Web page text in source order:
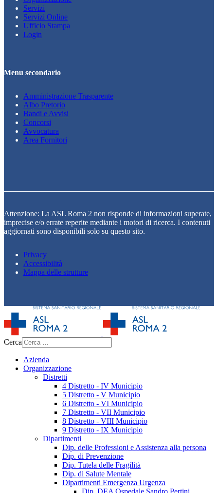
Servizi
Servizi Online
Ufficio Stampa
Login
Menu secondario
Amministrazione Trasparente
Albo Pretorio
Bandi e Avvisi
Concorsi
Avvocatura
Area Fornitori
Attenzione: La ASL Roma 2 non risponde di informazioni superate,
imprecise e/o errate reperite mediante i motori di ricerca. I contenuti
aggiornati sono disponibili solo su questo sito.
Privacy
Accessibilità
Mappa delle strutture
Cerca
Azienda
Organizzazione
Distretti
4 Distretto - IV Municipio
5 Distretto - V Municipio
6 Distretto - VI Municipio
7 Distretto - VII Municipio
8 Distretto - VIII Municipio
9 Distretto - IX Municipio
Dipartimenti
Dip. delle Professioni e Assistenza alla persona
Dip. di Prevenzione
Dip. Tutela delle Fragilità
Dip. di Salute Mentale
Dipartimenti Emergenza Urgenza